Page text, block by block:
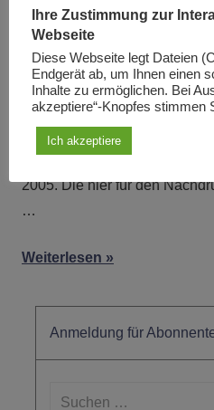
des Menschen
InArtikel
Dieser Aufsatz wurde von
2005 verfaßt und erschien
Executive Intelligence
2005. Die hier für den
…
Weiterlesen
Anmeldung für
Suchen
Ihre Zustimmung zur
Webseite
Diese Webseite legt Dateien
Endgerät ab, um Ihnen einen
Inhalte zu ermöglichen. Bei
akzeptiere“-Knopfes stimmen
Ich akzeptiere